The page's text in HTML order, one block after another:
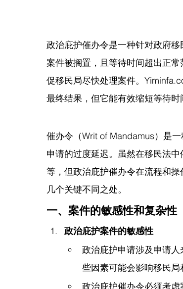
政治庇护催办令是一种针对政府
案件被搁置，且等待时间超出正
促移民局尽快处理案件。
最终结果，但它能有效缩短等待时
催办令（Writ of Mandamus）是
申请的过度延迟。虽然在移民法
等，但政治庇护催办令在流程和
几个关键不同之处。
一、案件的敏感性和复杂性
政治庇护案件的敏感性
政治庇护申请涉及申请
些因素可能会影响移民局
政治庇护催办令必须考